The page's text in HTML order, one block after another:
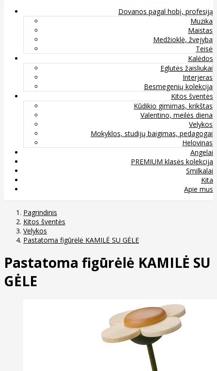
Dovanos pagal hobį, profesiją
Muzika
Maistas
Medžioklė, žvejyba
Teisė
Kalėdos
Eglutės žaisliukai
Interjeras
Besmegenių kolekcija
Kitos šventės
Kūdikio gimimas, krikštas
Valentino, meilės diena
Velykos
Mokyklos, studijų baigimas, pedagogai
Helovinas
Angelai
PREMIUM klasės kolekcija
Smilkalai
Kita
Apie mus
Pagrindinis
Kitos šventės
Velykos
Pastatoma figūrėlė KAMILĖ SU GĖLE
Pastatoma figūrėlė KAMILĖ SU
GĖLE